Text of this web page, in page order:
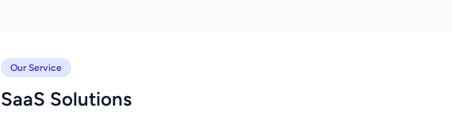
Our Service
SaaS Solutions